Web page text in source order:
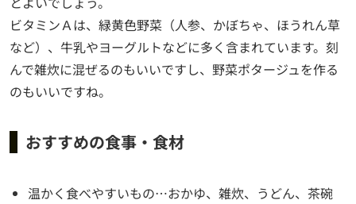
ビタミンＡは、緑黄色野菜（人参、かぼちゃ、ほうれん草
など）、牛乳やヨーグルトなどに多く含まれています。刻
んで雑炊に混ぜるのもいいですし、野菜ポタージュを作る
のもいいですね。
おすすめの食事・食材
温かく食べやすいもの…おかゆ、雑炊、うどん、茶碗